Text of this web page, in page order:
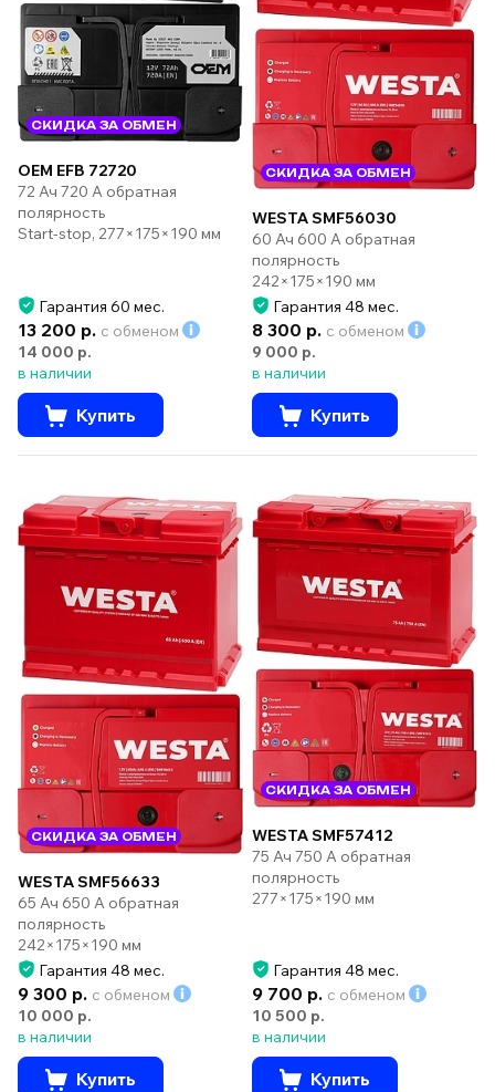
СКИДКА ЗА ОБМЕН
OEM EFB 72720
72 Ач 720 А обратная
полярность
Start-stop, 277×175×190 мм
Гарантия 60 мес.
13 200 р. с обменом
14 000 р.
в наличии
Купить
СКИДКА ЗА ОБМЕН
WESTA SMF56030
60 Ач 600 А обратная
полярность
242×175×190 мм
Гарантия 48 мес.
8 300 р. с обменом
9 000 р.
в наличии
Купить
СКИДКА ЗА ОБМЕН
WESTA SMF56633
65 Ач 650 А обратная
полярность
242×175×190 мм
Гарантия 48 мес.
9 300 р. с обменом
10 000 р.
в наличии
Купить
СКИДКА ЗА ОБМЕН
WESTA SMF57412
75 Ач 750 А обратная
полярность
277×175×190 мм
Гарантия 48 мес.
9 700 р. с обменом
10 500 р.
в наличии
Купить